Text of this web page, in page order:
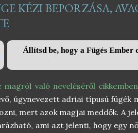
KÉZI BEPORZÁSA,
Állítsd be, hogy a Fügés
magról való neveléséről cikkemben
úgynevezett adriai típusú fügék
mert azok magjai meddők. A
ami azt jelenti, hogy egy